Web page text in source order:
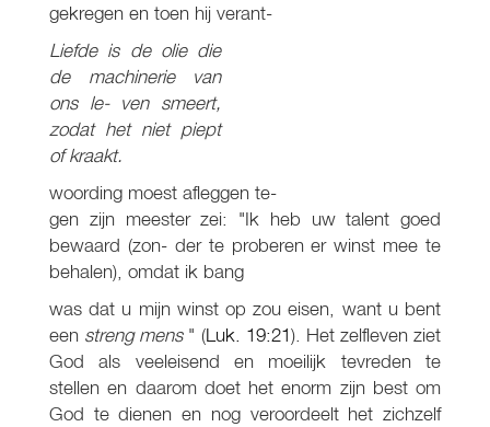
gekregen en toen hij verant-
Liefde is de olie die
de machinerie van
ons le- ven smeert,
zodat het niet piept
of kraakt.
woording moest afleggen te-
gen zijn meester zei: "Ik heb uw talent goed
bewaard (zon- der te proberen er winst mee te
behalen), omdat ik bang
was dat u mijn winst op zou eisen, want u bent
een streng mens" (Luk. 19:21). Het zelfleven ziet
God als veeleisend en moeilijk tevreden te
stellen en daarom doet het enorm zijn best om
God te dienen en nog veroordeelt het zichzelf